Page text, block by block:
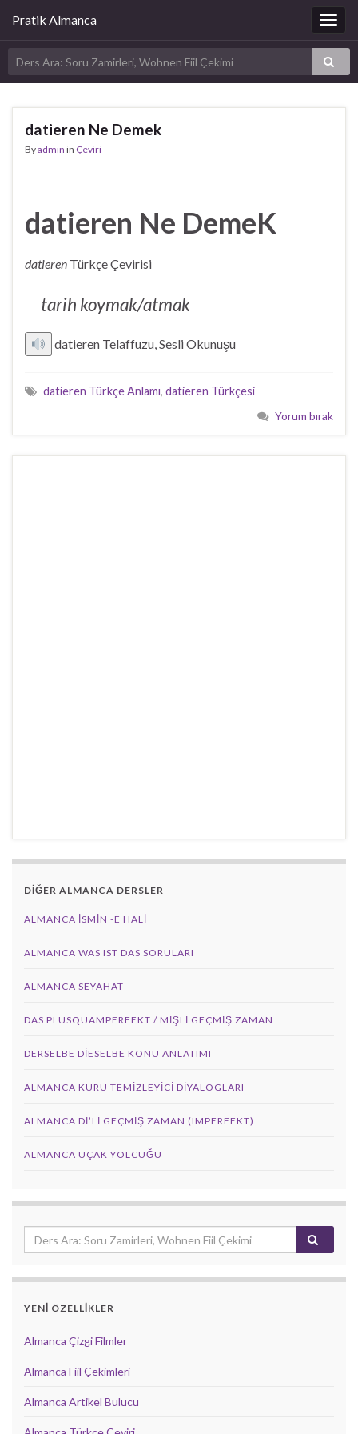
Pratik Almanca
datieren Ne Demek
Byadmin in Çeviri
datieren Ne DemeK
datieren Türkçe Çevirisi
tarih koymak/atmak
datieren Telaffuzu, Sesli Okunuşu
datieren Türkçe Anlamı, datieren Türkçesi
Yorum bırak
DİĞER ALMANCA DERSLER
ALMANCA İSMIN -E HALI
ALMANCA WAS IST DAS SORULARI
ALMANCA SEYAHAT
DAS PLUSQUAMPERFEKT / MİŞLİ GEÇMİŞ ZAMAN
DERSELBE DIESELBE KONU ANLATIMI
ALMANCA KURU TEMIZLEYICI DIYALOGLARI
ALMANCA DI’LI GEÇMIŞ ZAMAN (IMPERFEKT)
ALMANCA UÇAK YOLCUĞU
YENİ ÖZELLİKLER
Almanca Çizgi Filmler
Almanca Fiil Çekimleri
Almanca Artikel Bulucu